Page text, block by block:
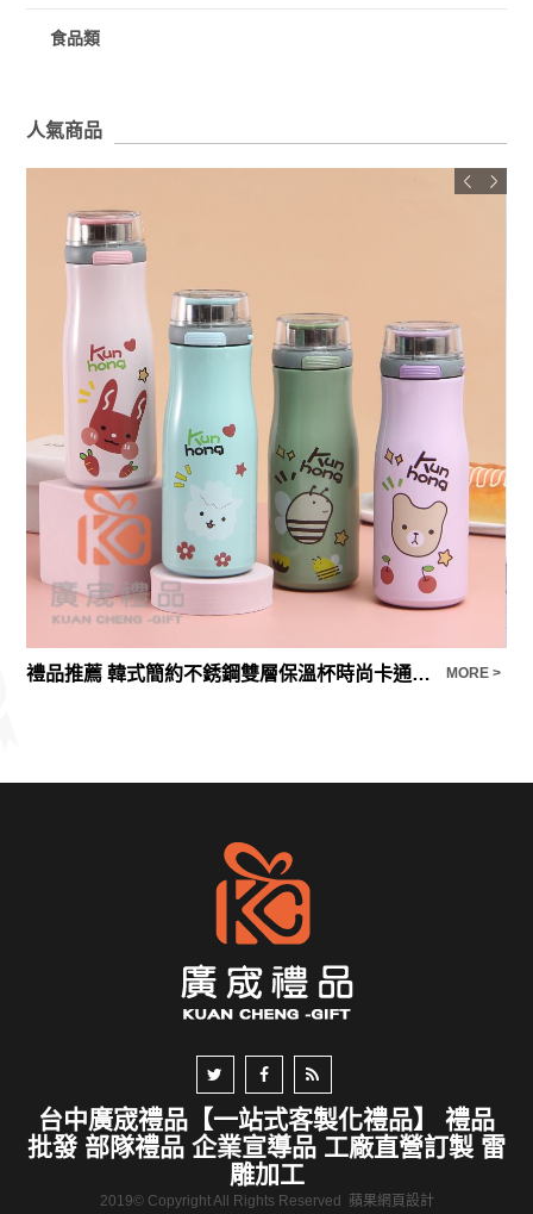
食品類
人氣商品
禮品推薦 韓式簡約不銹鋼雙層保溫杯時尚卡通男女情侶杯創意透明蓋禮品杯 MORE >
台中廣宬禮品【一站式客製化禮品】 禮品
批發 部隊禮品 企業宣導品 工廠直營訂製 雷
雕加工
2019© Copyright All Rights Reserved 蘋果網頁設計